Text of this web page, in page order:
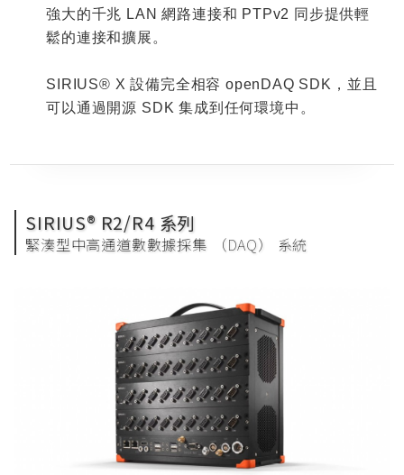
強大的千兆 LAN網路連接和 PTPv2 同步提供輕
鬆的連接和擴展。
SIRIUS® X設備完全相容 openDAQ SDK ，並且
可以通過開源 SDK集成到任何環境中。
SIRIUS® R2/R4 系列
緊湊型中高通道數數據採集 （DAQ） 系統